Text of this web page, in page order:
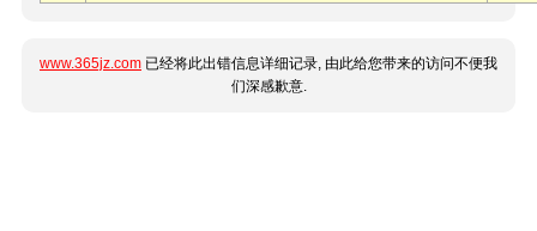
www.365jz.com 已经将此出错信息详细记录, 由此给您带来的访问不便我
们深感歉意.